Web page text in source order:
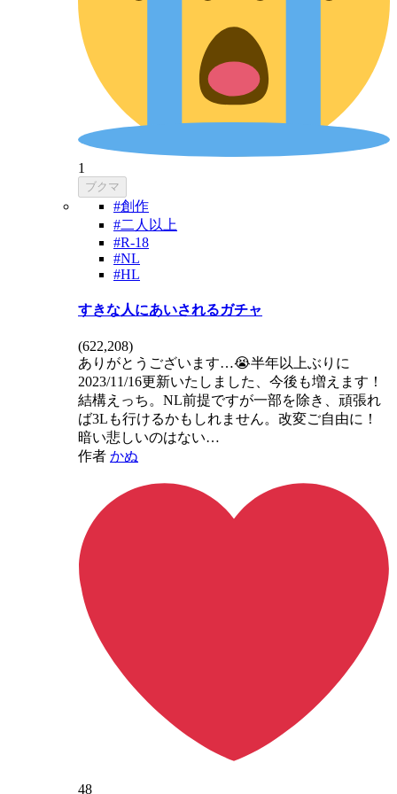
1
ブクマ
#創作
#二人以上
#R-18
#NL
#HL
すきな人にあいされるガチャ
(622,208)
ありがとうございます…😭半年以上ぶりに
2023/11/16更新いたしました、今後も増えます！
結構えっち。NL前提ですが一部を除き、頑張れ
ば3Lも行けるかもしれません。改変ご自由に！
暗い悲しいのはない…
作者 かぬ
48